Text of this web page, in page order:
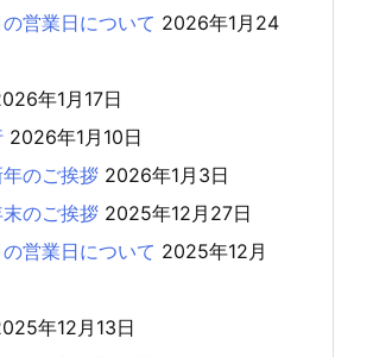
営業日について 2026年1月24
年1月17日
2026年1月10日
のご挨拶 2026年1月3日
のご挨拶 2025年12月27日
営業日について 2025年12月
年12月13日